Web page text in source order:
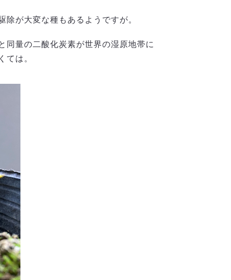
が大変な種もあるようですが。
同量の二酸化炭素が世界の湿原地帯に
ては。